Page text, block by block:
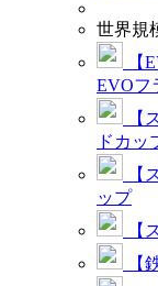
世界規
【
EVOフ
【
ドカッ
【
ップ
【
【